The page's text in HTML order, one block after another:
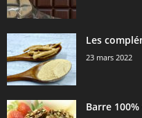
Les
23 mars 2022
Barre